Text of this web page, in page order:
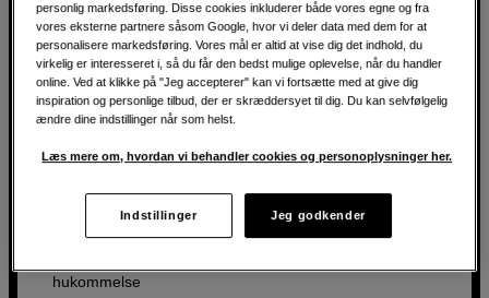
SPAR 1.437 KR
30% PÅ TEENAGE ENGINEERING
Tre sidekick-enheder med batterier,
teenage engineering EP-136 K.O.
Bærbar digital båndoptager i et stilrent retro-design
teenage engineering TP-7 Field Recorder
hukommelse
personlig markedsføring. Disse cookies inkluderer både vores egne og fra
vores eksterne partnere såsom Google, hvor vi deler data med dem for at
personalisere markedsføring. Vores mål er altid at vise dig det indhold, du
virkelig er interesseret i, så du får den bedst mulige oplevelse, når du handler
online. Ved at klikke på "Jeg accepterer" kan vi fortsætte med at give dig
inspiration og personlige tilbud, der er skræddersyet til dig. Du kan selvfølgelig
ændre dine indstillinger når som helst.
Læs mere om, hvordan vi behandler cookies og personoplysninger her.
Indstillinger Jeg godkender